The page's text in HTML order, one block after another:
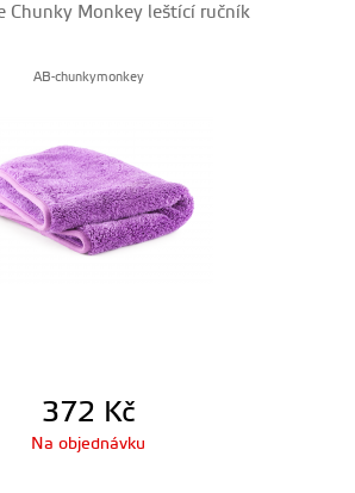
Chunky Monkey leštící ručník
AB-chunkymonkey
372 Kč
Na objednávku